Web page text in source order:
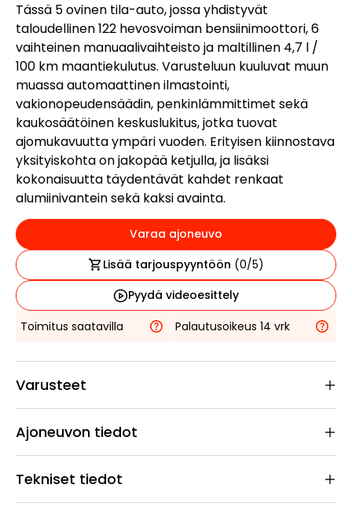
Tässä 5 ovinen tila-auto, jossa yhdistyvät
taloudellinen 122 hevosvoiman bensiinimoottori, 6
vaihteinen manuaalivaihteisto ja maltillinen 4,7 l /
100 km maantiekulutus. Varusteluun kuuluvat muun
muassa automaattinen ilmastointi,
vakionopeudensäädin, penkinlämmittimet sekä
kaukosäätöinen keskuslukitus, jotka tuovat
ajomukavuutta ympäri vuoden. Erityisen kiinnostava
yksityiskohta on jakopää ketjulla, ja lisäksi
kokonaisuutta täydentävät kahdet renkaat
alumiinivantein sekä kaksi avainta.
Varaa ajoneuvo
Lisää tarjouspyyntöön (0/5)
Pyydä videoesittely
Toimitus saatavilla
Palautusoikeus 14 vrk
Varusteet
Ajoneuvon tiedot
Tekniset tiedot